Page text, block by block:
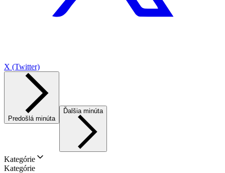
X (Twitter)
Predošlá minúta
Ďalšia minúta
Kategórie
Kategórie